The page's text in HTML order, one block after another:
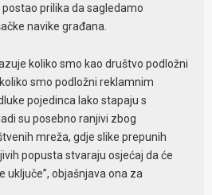
postao prilika da sagledamo
navike građana.
koliko smo kao društvo podložni
smo podložni reklamnim
pojedinca lako stapaju s
su posebno ranjivi zbog
mreža, gdje slike prepunih
popusta stvaraju osjećaj da će
uključe”, objašnjava ona za